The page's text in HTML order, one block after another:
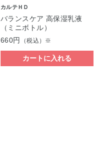
カルテＨＤ
バランスケア 高保湿乳液
（ミニボトル）
660円
（税込）※
カートに入れる